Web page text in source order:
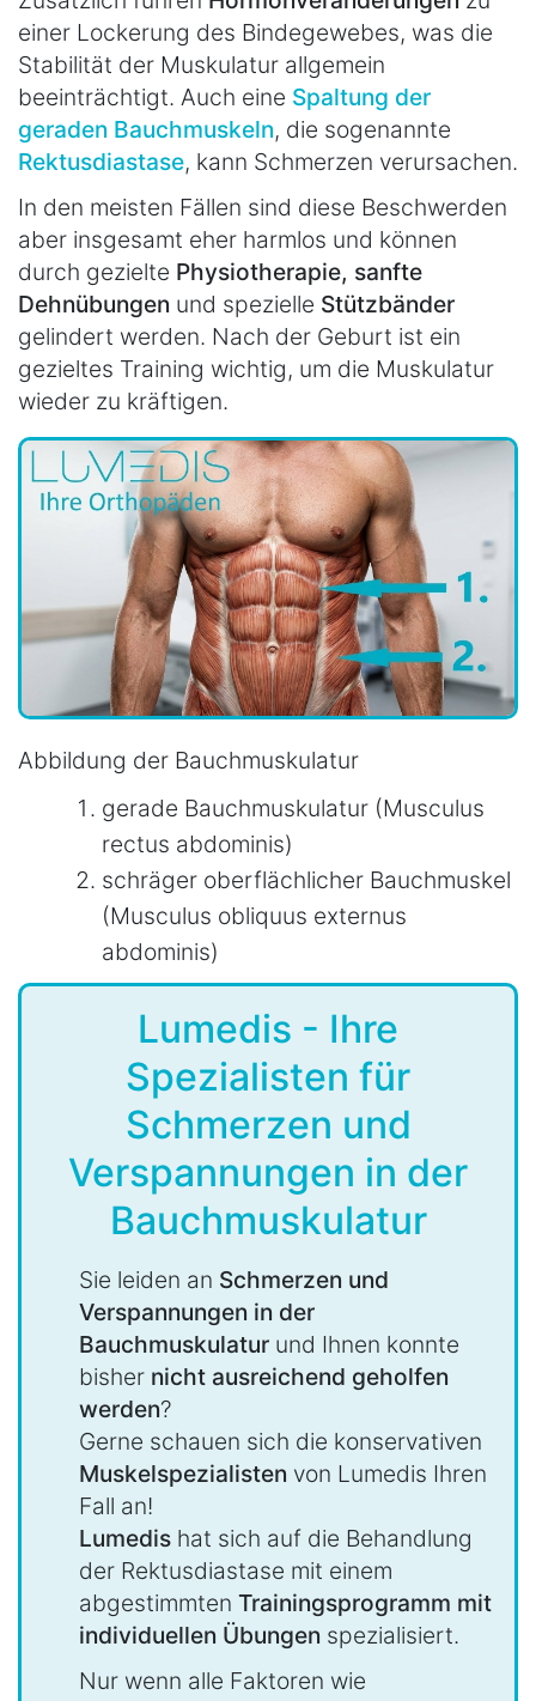
einer Lockerung des Bindegewebes, was die
Stabilität der Muskulatur allgemein
beeinträchtigt. Auch eine Spaltung der
geraden Bauchmuskeln, die sogenannte
Rektusdiastase, kann Schmerzen verursachen.
In den meisten Fällen sind diese Beschwerden
aber insgesamt eher harmlos und können
durch gezielte Physiotherapie, sanfte
Dehnübungen und spezielle Stützbänder
gelindert werden. Nach der Geburt ist ein
gezieltes Training wichtig, um die Muskulatur
wieder zu kräftigen.
Abbildung der Bauchmuskulatur
gerade Bauchmuskulatur (Musculus
rectus abdominis)
schräger oberflächlicher Bauchmuskel
(Musculus obliquus externus
abdominis)
Lumedis - Ihre
Spezialisten für
Schmerzen und
Verspannungen in der
Bauchmuskulatur
Sie leiden an Schmerzen und
Verspannungen in der
Bauchmuskulatur und Ihnen konnte
bisher nicht ausreichend geholfen
werden?
Gerne schauen sich die konservativen
Muskelspezialisten von Lumedis Ihren
Fall an!
Lumedis hat sich auf die Behandlung
der Rektusdiastase mit einem
abgestimmten Trainingsprogramm mit
individuellen Übungen spezialisiert.
Nur wenn alle Faktoren wie